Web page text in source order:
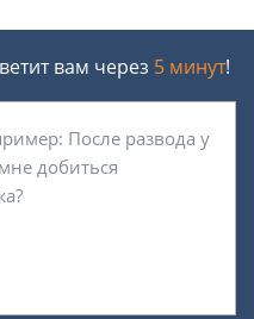
вам через 5 минут!